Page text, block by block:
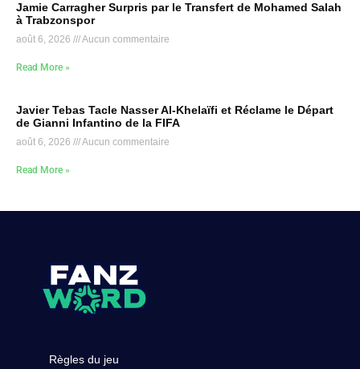
Jamie Carragher Surpris par le Transfert de Mohamed Salah
à Trabzonspor
août 6, 2026 Aucun commentaire
Read More »
Javier Tebas Tacle Nasser Al-Khelaïfi et Réclame le Départ
de Gianni Infantino de la FIFA
août 6, 2026 Aucun commentaire
Read More »
Règles du jeu